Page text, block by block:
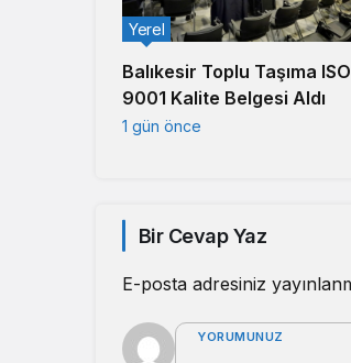
Balıkesir Toplu Taşıma ISO
9001 Kalite Belgesi Aldı
Yerel
1 gün önce
Bir Cevap Yaz
E-posta adresiniz
YORUMUNUZ